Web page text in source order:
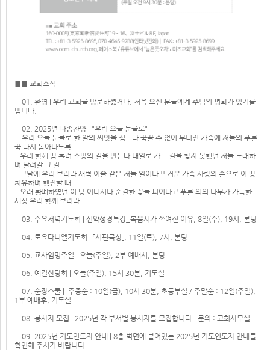
■■ 교회소식
01. 환영 | 우리 교회를 방문하셨거나, 처음 오신 분들에게 주님의 평화가 있기를
빕니다.
02. 2025년 파송찬양 | "우리 오늘 눈물로"
우리 오늘 눈물로 한 알의 씨앗을 심는다 꿈꿀 수 없어 무너진 가슴에 저들의 푸른
꿈 다시 돋아나도록
우리 함께 땀 흘려 소망의 길을 만든다 내일로 가는 길을 찾지 못했던 저들 노래하
며 달려갈 그 길
그날에 우리 보리라 새벽 이슬 같은 저들 일어나 뜨거운 가슴 사랑의 손으로 이 땅
치유하며 행진할 때
오래 황폐하였던 이 땅 어디서나 순결한 꽃들 피어나고 푸른 의의 나무가 가득한
세상 우리 함께 보리라
03. 수요저녁기도회 | 신약성경특강_복음서가 쓰여진 이유, 8일(수), 19시, 본당
04. 토요다니엘기도회 | 「시편묵상」, 11일(토), 7시, 본당
05. 교사임명주일 | 오늘(주일), 2부 예배시, 본당
06. 예결산당회 | 오늘(주일), 15시 30분, 기도실
07. 순장스쿨 | 주중순 : 10일(금), 10시 30분, 초등부실 / 주말순 : 12일(주일),
1부 예배후, 기도실
08. 봉사자 모집 | 2025년 각 부서별 봉사자를 모집합니다. 문의 : 교회사무실
09. 2025년 기도인도자 안내 | 8층 벽면에 붙어있는 2025년 기도인도자 안내를
확인해 주시기 바랍니다.